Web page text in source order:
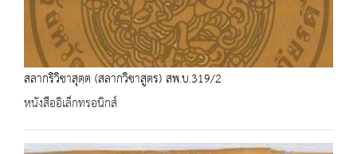
สลากริวิชาสุตฺต (สลากวิชาสูตร) สพ.บ.319/2
หนังสืออิเล็กทรอนิกส์